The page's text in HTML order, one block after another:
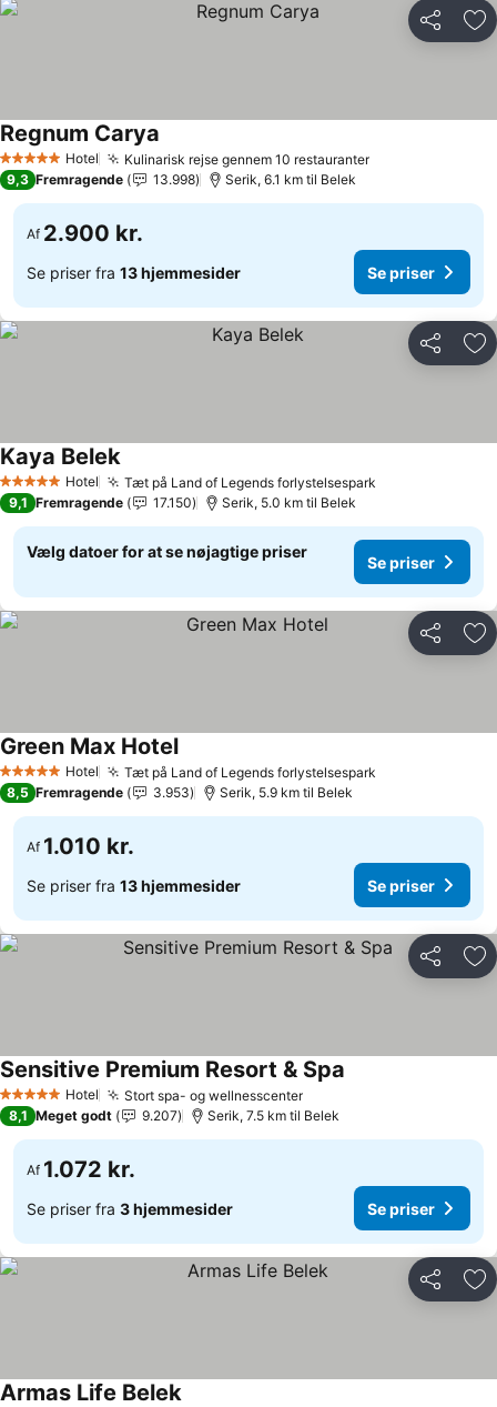
Del
5 Stjerner Hotel Kulinarisk rejse gennem 10 restauranter
Regnum Carya
9,3 Fremragende 13.998 Serik, 6.1 km til Belek
Af 2.900 kr.
Se priser fra 13 hjemmesider Se priser
Del
5 Stjerner Hotel Tæt på Land of Legends forlystelsespark
Kaya Belek
9,1 Fremragende 17.150 Serik, 5.0 km til Belek
Vælg datoer for at se nøjagtige priser
Se priser
Del
5 Stjerner Hotel Tæt på Land of Legends forlystelsespark
Green Max Hotel
8,5 Fremragende 3.953 Serik, 5.9 km til Belek
Af 1.010 kr.
Se priser fra 13 hjemmesider Se priser
Del
5 Stjerner Hotel Stort spa- og wellnesscenter
Sensitive Premium Resort & Spa
8,1 Meget godt 9.207 Serik, 7.5 km til Belek
Af 1.072 kr.
Se priser fra 3 hjemmesider Se priser
Del
Armas Life Belek